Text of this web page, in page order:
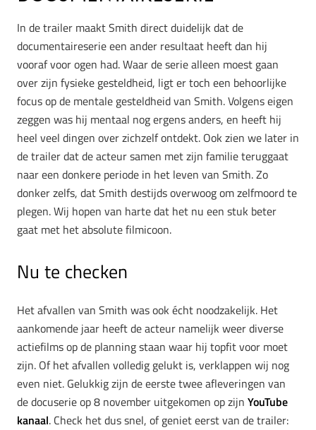
In de trailer maakt Smith direct duidelijk dat de
documentaireserie een ander resultaat heeft dan hij
vooraf voor ogen had. Waar de serie alleen moest gaan
over zijn fysieke gesteldheid, ligt er toch een behoorlijke
focus op de mentale gesteldheid van Smith. Volgens eigen
zeggen was hij mentaal nog ergens anders, en heeft hij
heel veel dingen over zichzelf ontdekt. Ook zien we later in
de trailer dat de acteur samen met zijn familie teruggaat
naar een donkere periode in het leven van Smith. Zo
donker zelfs, dat Smith destijds overwoog om zelfmoord te
plegen. Wij hopen van harte dat het nu een stuk beter
gaat met het absolute filmicoon.
Nu te checken
Het afvallen van Smith was ook écht noodzakelijk. Het
aankomende jaar heeft de acteur namelijk weer diverse
actiefilms op de planning staan waar hij topfit voor moet
zijn. Of het afvallen volledig gelukt is, verklappen wij nog
even niet. Gelukkig zijn de eerste twee afleveringen van
de docuserie op 8 november uitgekomen op zijn YouTube
kanaal. Check het dus snel, of geniet eerst van de trailer: